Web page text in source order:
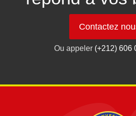
Contactez
Ou appeler (+212) 606